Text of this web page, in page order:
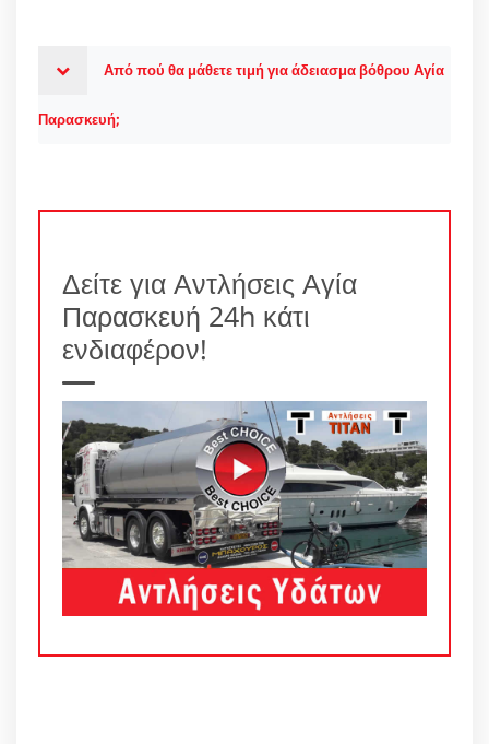
Από πού θα μάθετε τιμή για άδειασμα βόθρου Αγία
Παρασκευή;
Δείτε για Αντλήσεις Αγία
Παρασκευή 24h κάτι
ενδιαφέρον!